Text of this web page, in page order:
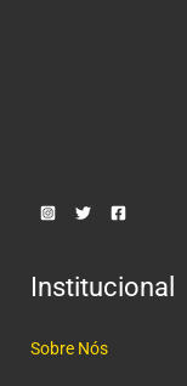
Institucional
Sobre Nós